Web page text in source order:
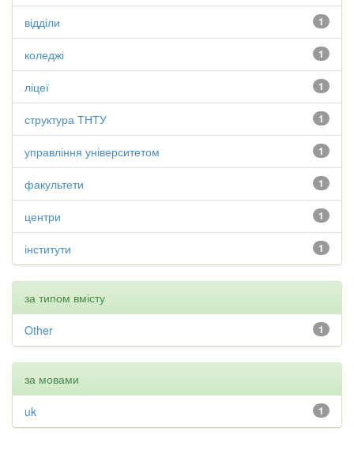
1
відділи
1
коледжі
1
ліцеї
1
структура ТНТУ
1
управління університетом
1
факультети
1
центри
1
інститути
за типом вмісту
1
Other
за мовами
1
uk